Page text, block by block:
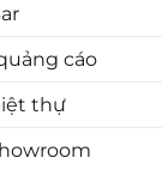
cáo
thự